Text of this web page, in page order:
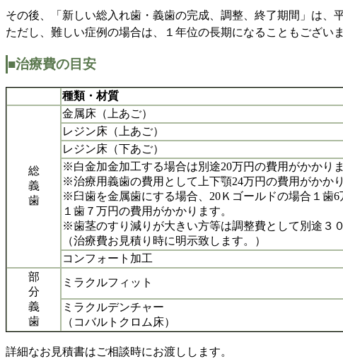
その後、「新しい総入れ歯・義歯の完成、調整、終了期間」は、
ただし、難しい症例の場合は、１年位の長期になることもございま
■治療費の目安
種類・材質
総
義
歯
金属床（上あご）
レジン床（上あご）
レジン床（下あご）
※白金加金加工する場合は別途20万円の費用がかかりま
※治療用義歯の費用として上下顎24万円の費用がかかり
※臼歯を金属歯にする場合、20Ｋゴールドの場合１歯6
１歯７万円の費用がかかります。
※歯茎のすり減りが大きい方等は調整費として別途３
（治療費お見積り時に明示致します。）
コンフォート加工
部
分
義
歯
ミラクルフィット
ミラクルデンチャー
（コバルトクロム床）
詳細なお見積書はご相談時にお渡しします。